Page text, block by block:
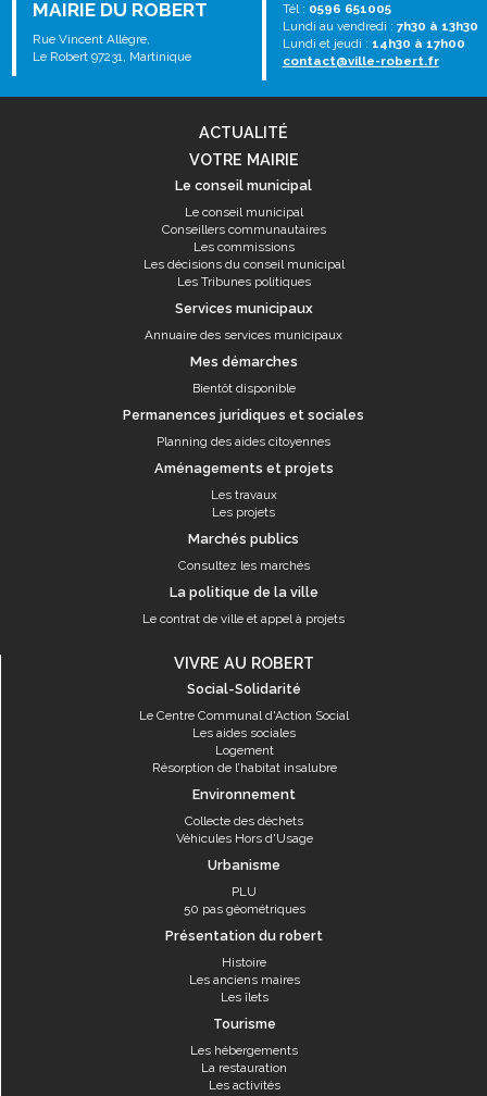
MAIRIE DU ROBERT
Rue Vincent Allègre,
Le Robert 97231, Martinique
Tél : 0596 651005
Lundi au vendredi : 7h30 à 13h30
Lundi et jeudi : 14h30 à 17h00
contact@ville-robert.fr
ACTUALITÉ
VOTRE MAIRIE
Le conseil municipal
Le conseil municipal
Conseillers communautaires
Les commissions
Les décisions du conseil municipal
Les Tribunes politiques
Services municipaux
Annuaire des services municipaux
Mes démarches
Bientôt disponible
Permanences juridiques et sociales
Planning des aides citoyennes
Aménagements et projets
Les travaux
Les projets
Marchés publics
Consultez les marchés
La politique de la ville
Le contrat de ville et appel à projets
VIVRE AU ROBERT
Social-Solidarité
Le Centre Communal d'Action Social
Les aides sociales
Logement
Résorption de l’habitat insalubre
Environnement
Collecte des déchets
Véhicules Hors d'Usage
Urbanisme
PLU
50 pas géométriques
Présentation du robert
Histoire
Les anciens maires
Les îlets
Tourisme
Les hébergements
La restauration
Les activités